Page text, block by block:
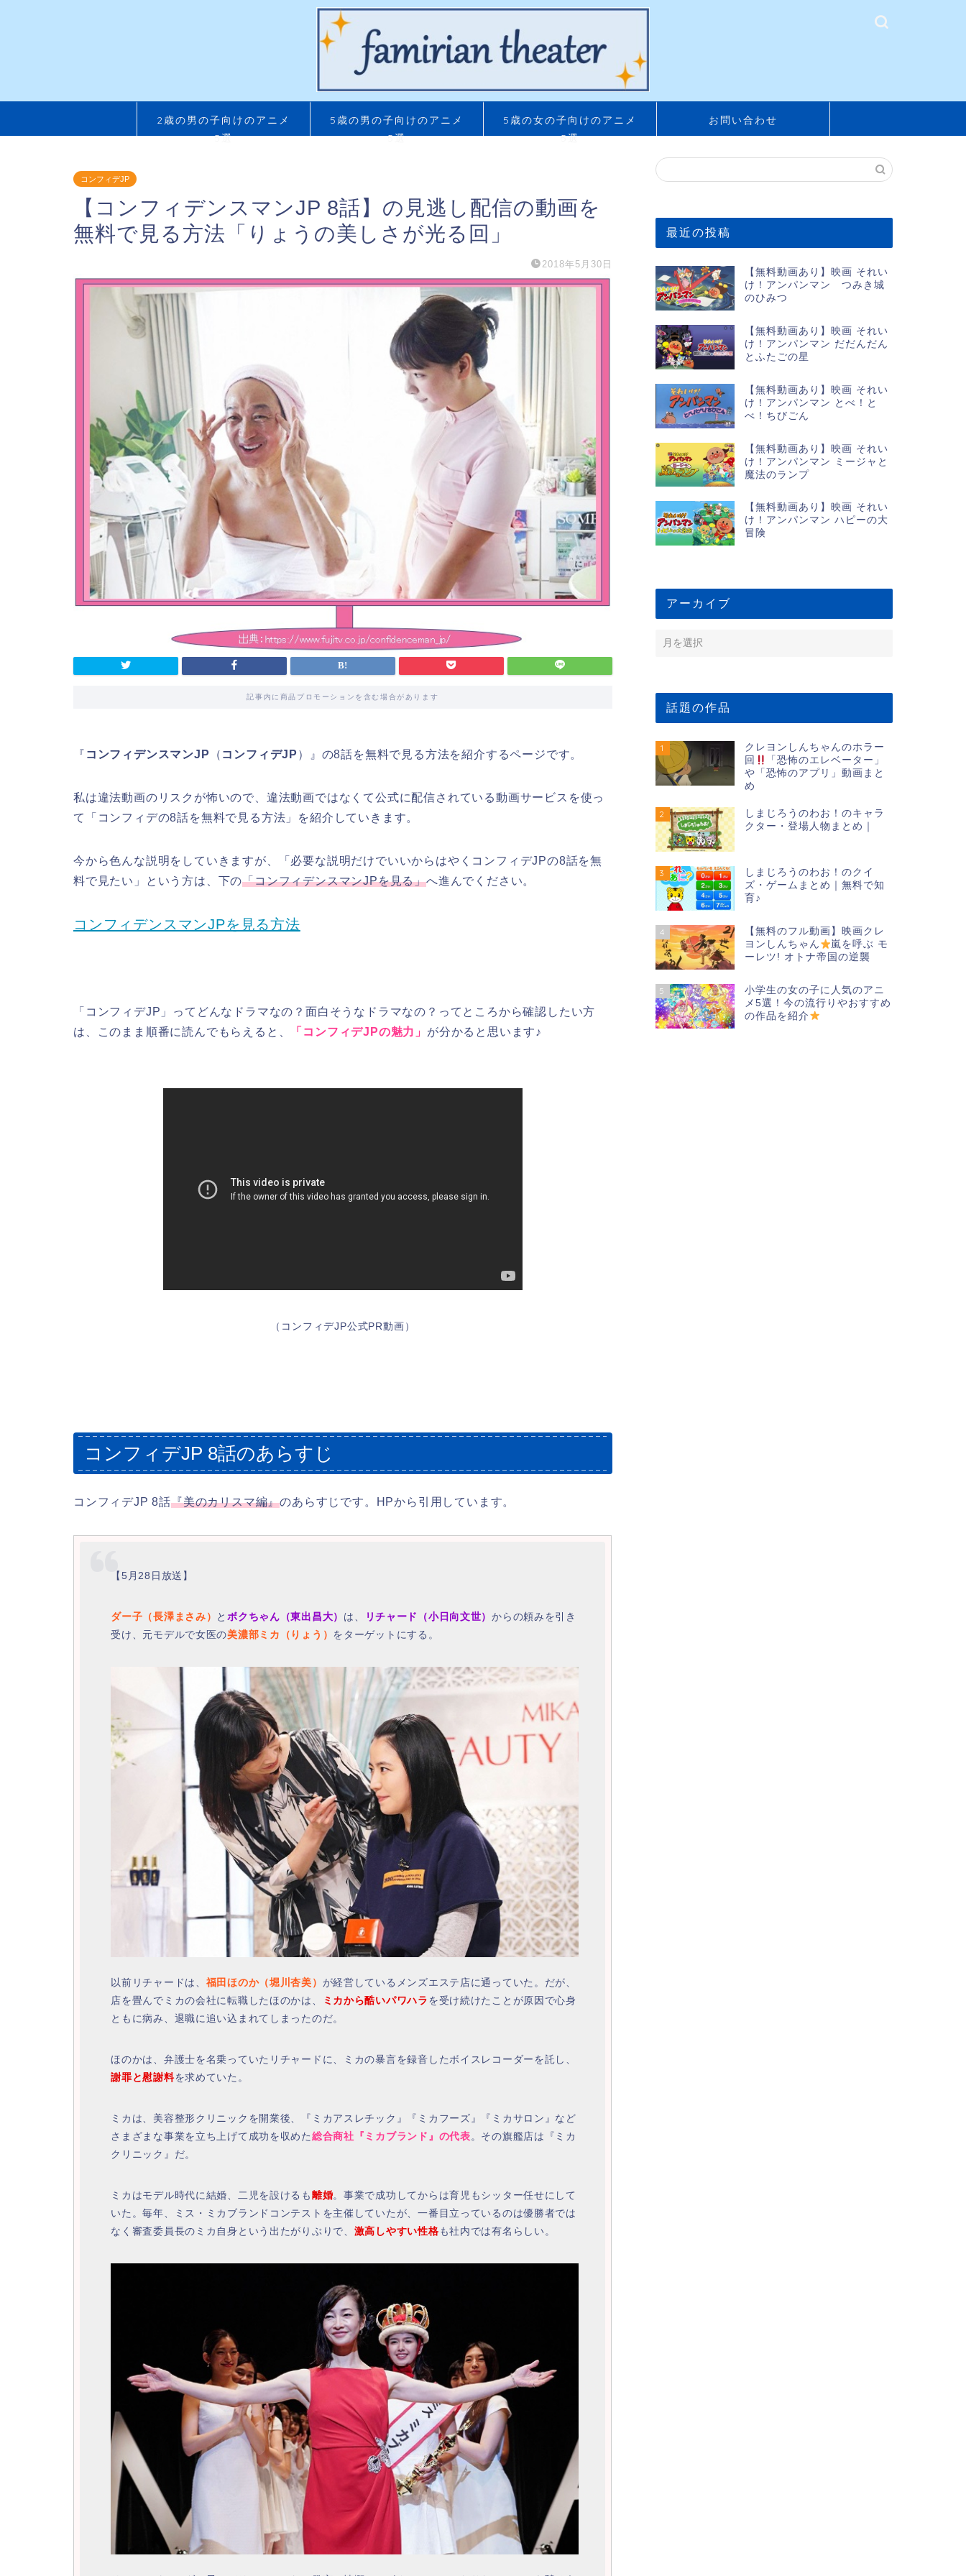
2歳の男の子向けのアニメ
5選
5歳の男の子向けのアニメ
5選
5歳の女の子向けのアニメ
5選
お問い合わせ
コンフィデJP
【コンフィデンスマンJP 8話】の見逃し配信の動画を
無料で見る方法「りょうの美しさが光る回」
2018年5月30日
記事内に商品プロモーションを含む場合があります
『 コンフィデンスマンJP （ コンフィデJP ）』の8話を無料で見る方法を紹介するページです。
私は違法動画のリスクが怖いので、違法動画ではなくて公式に配信されている動画サービスを使っ
て「コンフィデの8話を無料で見る方法」を紹介していきます。
今から色んな説明をしていきますが、「必要な説明だけでいいからはやくコンフィデJPの8話を無
料で見たい」という方は、下の「コンフィデンスマンJPを見る」へ進んでください。
コンフィデンスマンJPを見る方法
「コンフィデJP」ってどんなドラマなの？面白そうなドラマなの？ってところから確認したい方
は、このまま順番に読んでもらえると、
「コンフィデJPの魅力」 が分かると思います♪
（コンフィデJP公式PR動画）
コンフィデJP 8話のあらすじ
コンフィデJP 8話『美のカリスマ編』のあらすじです。HPから引用しています。
【5月28日放送】
ダー子（長澤まさみ） とボクちゃん（東出昌大） は、 リチャード（小日向文世）からの頼みを引き
受け、元モデルで女医の美濃部ミカ（りょう） をターゲットにする。
以前リチャードは、 福田ほのか（堀川杏美） が経営しているメンズエステ店に通っていた。だが、
店を畳んでミカの会社に転職したほのかは、
ミカから酷いパワハラを受け続けたことが原因で心身
ともに病み、退職に追い込まれてしまったのだ。
ほのかは、弁護士を名乗っていたリチャードに、ミカの暴言を録音したボイスレコーダーを託し、
謝罪と慰謝料を求めていた。
ミカは、美容整形クリニックを開業後、『ミカアスレチック』『ミカフーズ』『ミカサロン』など
さまざまな事業を立ち上げて成功を収めた総合商社『ミカブランド』の代表。その旗艦店は『ミカ
クリニック』だ。
ミカはモデル時代に結婚、二児を設けるも離婚。事業で成功してからは育児もシッター任せにして
いた。毎年、ミス・ミカブランドコンテストを主催していたが、一番目立っているのは優勝者では
なく審査委員長のミカ自身という出たがりぶりで、 激高しやすい性格も社内では有名らしい。
最近の投稿
【無料動画あり】映画 それい
け！アンパンマン つみき城
のひみつ
【無料動画あり】映画 それい
け！アンパンマン だだんだん
とふたごの星
【無料動画あり】映画 それい
け！アンパンマン とべ！と
べ！ちびごん
【無料動画あり】映画 それい
け！アンパンマン ミージャと
魔法のランプ
【無料動画あり】映画 それい
け！アンパンマン ハピーの大
冒険
アーカイブ
話題の作品
1
クレヨンしんちゃんのホラー
回
「恐怖のエレベーター」
や「恐怖のアプリ」動画まと
め
2
しまじろうのわお！のキャラ
クター・登場人物まとめ｜
3
しまじろうのわお！のクイ
ズ・ゲームまとめ｜無料で知
育♪
4
【無料のフル動画】映画クレ
ヨンしんちゃん
嵐を呼ぶ モ
ーレツ! オトナ帝国の逆襲
5
小学生の女の子に人気のアニ
メ5選！今の流行りやおすすめ
の作品を紹介